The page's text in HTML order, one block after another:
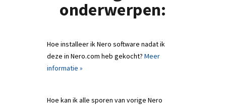
onderwerpen:
Hoe installeer ik Nero software nadat ik
deze in Nero.com heb gekocht? Meer
informatie »
Hoe kan ik alle sporen van vorige Nero